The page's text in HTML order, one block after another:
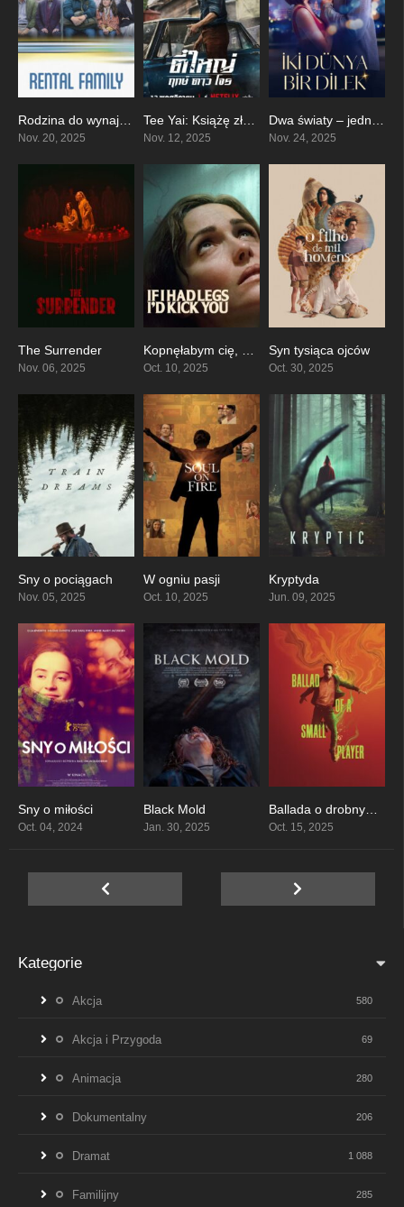
7.9
Nov. 20, 2025
5.4
Tee Yai: Książę złodziei
Nov. 12, 2025
6
Nov. 24, 2025
The Surrender
Nov. 06, 2025
6.7
Oct. 10, 2025
7.4
Syn tysiąca ojców
Oct. 30, 2025
7.6
Sny o pociągach
Nov. 05, 2025
W ogniu pasji
Oct. 10, 2025
Kryptyda
Jun. 09, 2025
Sny o miłości
Oct. 04, 2024
Black Mold
Jan. 30, 2025
5.8
Ballada o drobnym karciarzu
Oct. 15, 2025
Kategorie
Akcja 580
Akcja i Przygoda 69
Animacja 280
Dokumentalny 206
Dramat 1 088
Familijny 285